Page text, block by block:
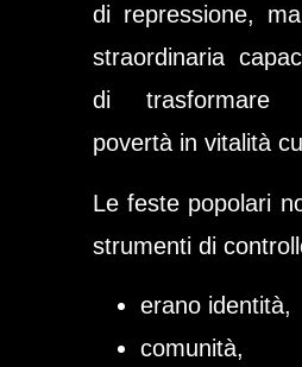
di repressione,
straordinaria
di trasformare
povertà in vitalità
Le feste popolari
strumenti di
erano identità,
comunità,